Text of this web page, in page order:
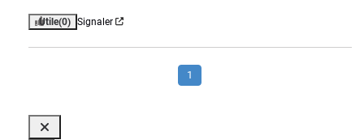
Utile(0) Signaler
1